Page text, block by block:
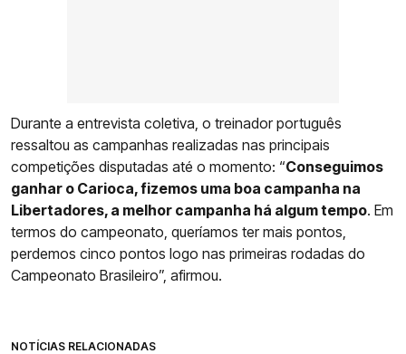
Durante a entrevista coletiva, o treinador português
ressaltou as campanhas realizadas nas principais
competições disputadas até o momento: “Conseguimos
ganhar o Carioca, fizemos uma boa campanha na
Libertadores, a melhor campanha há algum tempo. Em
termos do campeonato, queríamos ter mais pontos,
perdemos cinco pontos logo nas primeiras rodadas do
Campeonato Brasileiro”, afirmou.
NOTÍCIAS RELACIONADAS